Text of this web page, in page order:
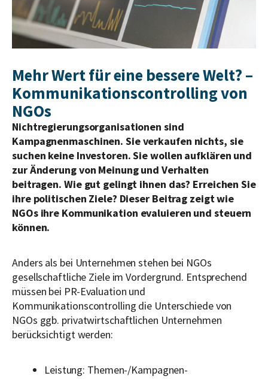
Mehr Wert für eine bessere Welt? –
Kommunikationscontrolling von
NGOs
Nichtregierungsorganisationen sind
Kampagnenmaschinen. Sie verkaufen nichts, sie
suchen keine Investoren. Sie wollen aufklären und
zur Änderung von Meinung und Verhalten
beitragen. Wie gut gelingt ihnen das? Erreichen Sie
ihre politischen Ziele? Dieser Beitrag zeigt wie
NGOs ihre Kommunikation evaluieren und steuern
können.
Anders als bei Unternehmen stehen bei NGOs
gesellschaftliche Ziele im Vordergrund. Entsprechend
müssen bei PR-Evaluation und
Kommunikationscontrolling die Unterschiede von
NGOs ggb. privatwirtschaftlichen Unternehmen
berücksichtigt werden:
Leistung: Themen-/Kampagnen-